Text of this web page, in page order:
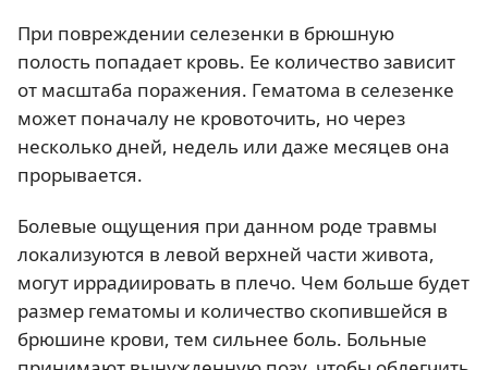
При повреждении селезенки в брюшную
полость попадает кровь. Ее количество зависит
от масштаба поражения. Гематома в селезенке
может поначалу не кровоточить, но через
несколько дней, недель или даже месяцев она
прорывается.
Болевые ощущения при данном роде травмы
локализуются в левой верхней части живота,
могут иррадиировать в плечо. Чем больше будет
размер гематомы и количество скопившейся в
брюшине крови, тем сильнее боль. Больные